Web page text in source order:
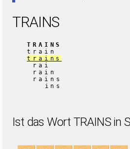
TRAINS
TRAINS
train
trains
rai
rain
rains
ins
Ist das Wort TRAINS in